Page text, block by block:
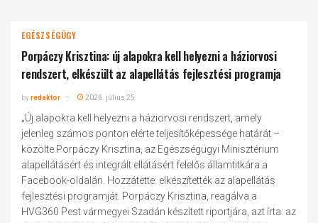
EGÉSZSÉGÜGY
Porpáczy Krisztina: új alapokra kell helyezni a háziorvosi
rendszert, elkészült az alapellátás fejlesztési programja
byredaktor 2026. július 25.
„Új alapokra kell helyezni a háziorvosi rendszert, amely
jelenleg számos ponton elérte teljesítőképessége határát –
közölte Porpáczy Krisztina, az Egészségügyi Minisztérium
alapellátásért és integrált ellátásért felelős államtitkára a
Facebook-oldalán. Hozzátette: elkészítették az alapellátás
fejlesztési programját. Porpáczy Krisztina, reagálva a
HVG360 Pest vármegyei Szadán készített riportjára, azt írta: az